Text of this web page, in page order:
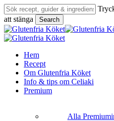
Skip
to
main
content
att stänga
Search
Close
Search
search
Menu
Hem
Recept
Om Glutenfria Köket
Info & tips om Celiaki
Premium
Alla